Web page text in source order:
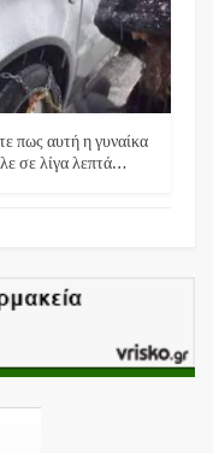
πως αυτή η γυναίκα
σε λίγα λεπτά…